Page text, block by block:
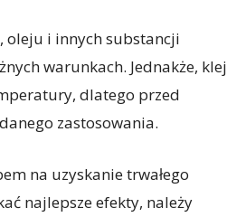
oleju i innych substancji
warunkach. Jednakże, klej
dlatego przed
zastosowania.
na uzyskanie trwałego
najlepsze efekty, należy